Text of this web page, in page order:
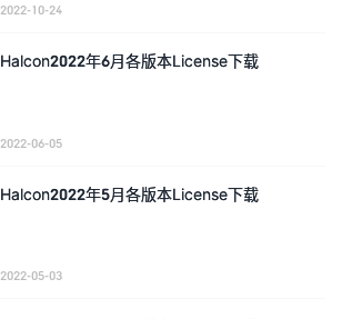
2022-10-24
Halcon2022年6月各版本License下载
2022-06-05
Halcon2022年5月各版本License下载
2022-05-03